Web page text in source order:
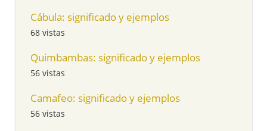
Cábula: significado y ejemplos
68 vistas
Quimbambas: significado y ejemplos
56 vistas
Camafeo: significado y ejemplos
56 vistas